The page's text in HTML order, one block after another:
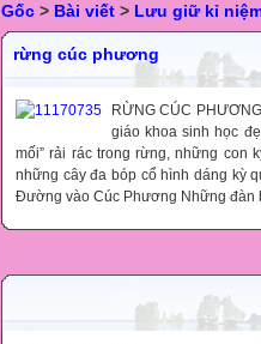
Gốc > Bài viết > Lưu giữ kỉ
rừng cúc phương
RỪNG CÚC
giáo khoa sinh học
mối” rải rác trong rừng, những con
những cây đa bóp cổ hình dáng kỳ
Đường vào Cúc Phương Những đàn